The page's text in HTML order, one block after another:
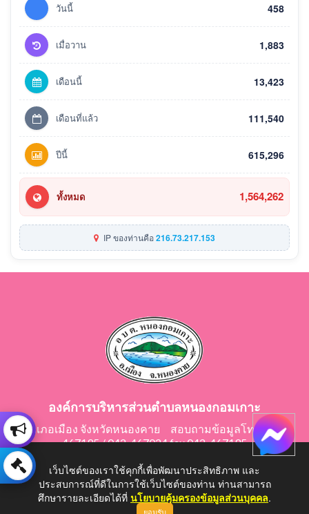
วันนี้ 458
เมื่อวาน 1,883
เดือนนี้ 13,423
เดือนที่แล้ว 111,540
ปีนี้ 615,296
ทั้งหมด 1,564,262
IP ของท่านคือ216.73.217.153
องค์การบริหารส่วนตำบลหนองกอมเกาะ
อำเภอเมือง จังหวัดหนองคาย สอบถามข้อมูลโทร 042-
467195 / 042-467024 fax 042-467195
E-Mail: saraban@nongkomkor.go.th
เว็บไซต์ของเราใช้คุกกี้เพื่อพัฒนาประสิทธิภาพ และ
ประสบการณ์ที่ดีในการใช้เว็บไซต์ของท่าน ท่านสามารถ
ศึกษารายละเอียดได้ที่ นโยบายคุ้มครองข้อมูลส่วนบุคคล.